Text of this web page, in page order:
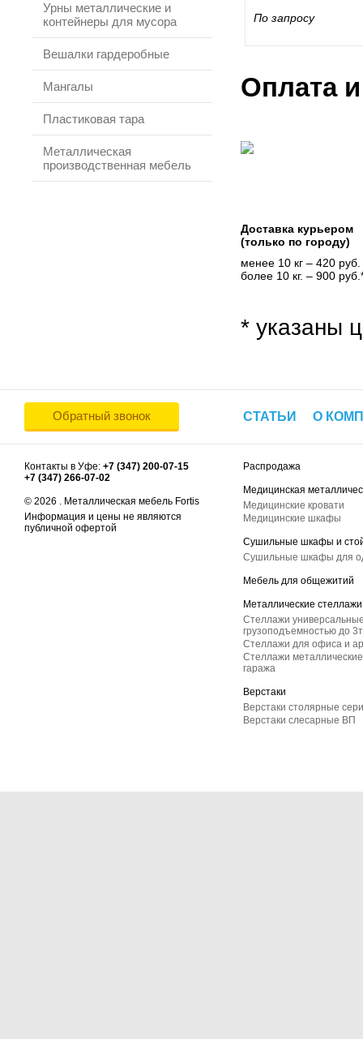
Урны металлические и
контейнеры для мусора
Вешалки гардеробные
Мангалы
Пластиковая тара
Металлическая
производственная мебель
По запросу
Оплата
Доставка курьером
(только по городу)
менее 10 кг – 420 руб.
более 10 кг. – 900
* указаны
Обратный звонок СТАТЬИ О
Контакты в Уфе: +7 (347) 200-07-15
+7 (347) 266-07-02
© 2026 . Металлическая мебель Fortis
Информация и цены не являются
публичной офертой
Распродажа
Медицинская
Медицинские кровати
Медицинские шкафы
Сушильные шкафы и
Сушильные шкафы для
Мебель для общежитий
Металлические стеллажи
Стеллажи
грузоподъемностью до
Стеллажи для офиса и
Стеллажи
гаража
Верстаки
Верстаки столярные
Верстаки слесарные ВП